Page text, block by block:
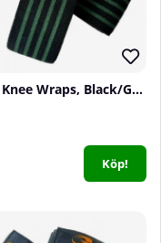
GASP Knee Wraps, Black/Green
Köp!